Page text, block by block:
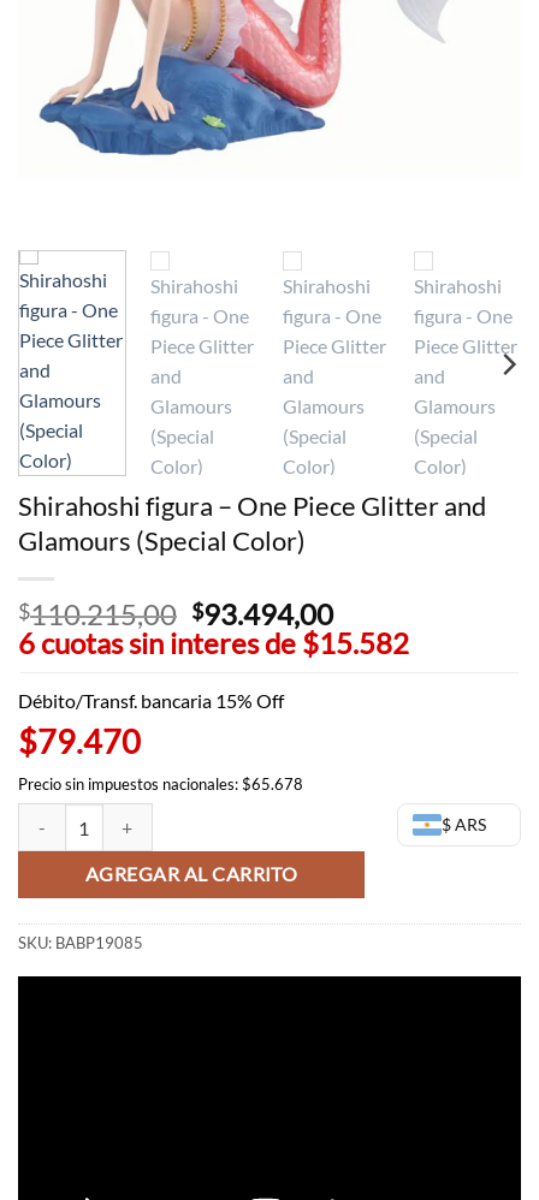
Shirahoshi figura – One Piece Glitter and
Glamours (Special Color)
$110.215,00 El
precio
era:
$93.494,00El
precio
6 cuotas sin interes de $15.582
Débito/Transf. bancaria 15% Off
$79.470
Precio sin impuestos nacionales: $65.678
$ ARS
Shirahoshi figura - One Piece Glitter and Glamours (Special Color)
AGREGAR AL CARRITO
SKU: BABP19085